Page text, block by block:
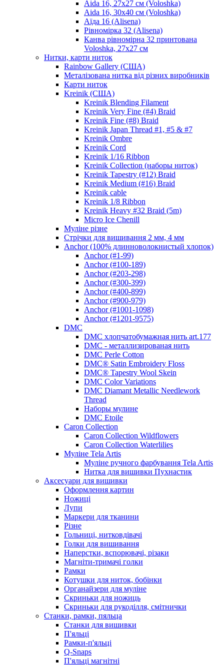
Aida 16, 27х27 см (Voloshka)
Aida 16, 30х40 см (Voloshka)
Аїда 16 (Alisena)
Рівномірка 32 (Alisena)
Канва рівномірна 32 принтована
Voloshka, 27х27 см
Нитки, карти ниток
Rainbow Gallery (США)
Металізована нитка від різних виробників
Карти ниток
Kreinik (США)
Kreinik Blending Filament
Kreinik Very Fine (#4) Braid
Kreinik Fine (#8) Braid
Kreinik Japan Thread #1, #5 & #7
Kreinik Ombre
Kreinik Cord
Kreinik 1/16 Ribbon
Kreinik Collection (наборы ниток)
Kreinik Tapestry (#12) Braid
Kreinik Medium (#16) Braid
Kreinik cable
Kreinik 1/8 Ribbon
Kreinik Heavy #32 Braid (5m)
Micro Ice Chenill
Муліне різне
Стрічки для вишивання 2 мм, 4 мм
Anchor (100% длинноволокнистый хлопок)
Anchor (#1-99)
Anchor (#100-189)
Anchor (#203-298)
Anchor (#300-399)
Anchor (#400-899)
Anchor (#900-979)
Anchor (#1001-1098)
Anchor (#1201-9575)
DMC
DMC хлопчатобумажная нить art.177
DMC - металлизированая нить
DMC Perle Cotton
DMC® Satin Embroidery Floss
DMC® Tapestry Wool Skein
DMC Color Variations
DMC Diamant Metallic Needlework
Thread
Наборы мулине
DMC Etoile
Caron Collection
Caron Collection Wildflowers
Caron Collection Waterlilies
Муліне Tela Artis
Муліне ручного фарбування Tela Artis
Нитка для вишивки Пухнастик
Аксесуари для вишивки
Оформлення картин
Ножиці
Лупи
Маркери для тканини
Різне
Гольниці, нитковдівачі
Голки для вишивання
Наперстки, вспорювачі, різаки
Магніти-тримачі голки
Рамки
Котушки для ниток, бобінки
Органайзери для муліне
Скриньки для ножиць
Скриньки для рукоділля, смітнички
Станки, рамки, пяльца
Станки для вишивки
П'яльці
Рамки-п'яльці
Q-Snaps
П'яльці магнітні